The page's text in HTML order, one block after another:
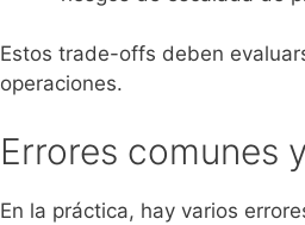
Estos trade-offs deben
operaciones.
Errores comunes
En la práctica, hay varios